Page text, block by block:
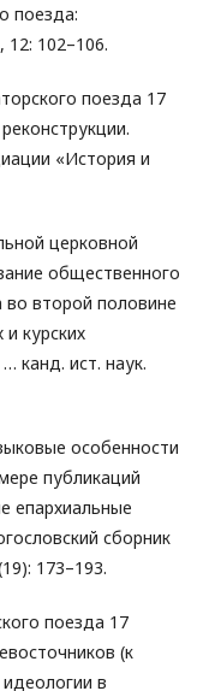
поезда:
12: 102–106.
поезда 17
«История и
церковной
общественного
во второй половине
курских
канд. ист. наук.
особенности
публикаций
епархиальные
сборник
173–193.
поезда 17
(к
в